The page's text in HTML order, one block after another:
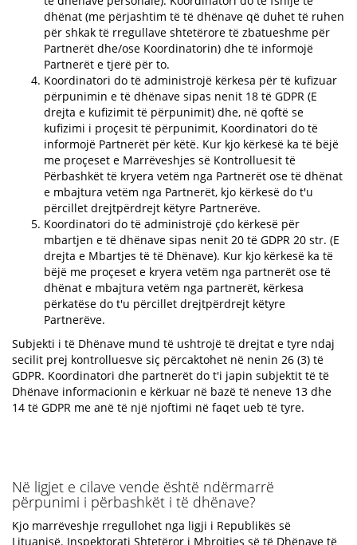
dhënat (me përjashtim të të dhënave që duhet të ruhen
për shkak të rregullave shtetërore të zbatueshme për
Partnerët dhe/ose Koordinatorin) dhe të informojë
Partnerët e tjerë për to.
Koordinatori do të administrojë kërkesa për të kufizuar
përpunimin e të dhënave sipas nenit 18 të GDPR (E
drejta e kufizimit të përpunimit) dhe, në qoftë se
kufizimi i proçesit të përpunimit, Koordinatori do të
informojë Partnerët për këtë. Kur kjo kërkesë ka të bëjë
me proçeset e Marrëveshjes së Kontrolluesit të
Përbashkët të kryera vetëm nga Partnerët ose të dhënat
e mbajtura vetëm nga Partnerët, kjo kërkesë do t'u
përcillet drejtpërdrejt këtyre Partnerëve.
Koordinatori do të administrojë çdo kërkesë për
mbartjen e të dhënave sipas nenit 20 të GDPR 20 str. (E
drejta e Mbartjes të të Dhënave). Kur kjo kërkesë ka të
bëjë me proçeset e kryera vetëm nga partnerët ose të
dhënat e mbajtura vetëm nga partnerët, kërkesa
përkatëse do t'u përcillet drejtpërdrejt këtyre
Partnerëve.
Subjekti i të Dhënave mund të ushtrojë të drejtat e tyre ndaj
secilit prej kontrolluesve siç përcaktohet në nenin 26 (3) të
GDPR. Koordinatori dhe partnerët do t'i japin subjektit të të
Dhënave informacionin e kërkuar në bazë të neneve 13 dhe
14 të GDPR me anë të një njoftimi në faqet ueb të tyre.
Në ligjet e cilave vende është ndërmarrë
përpunimi i përbashkët i të dhënave?
Kjo marrëveshje rregullohet nga ligji i Republikës së
Lituanisë. Inspektorati Shtetëror i Mbrojtjes së të Dhënave të